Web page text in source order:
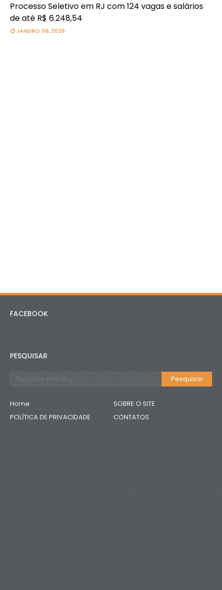
Processo Seletivo em RJ com 124 vagas e salários
de até R$ 6.248,54
JANEIRO 09, 2026
FACEBOOK
PESQUISAR
Home
SOBRE O SITE
POLÍTICA DE PRIVACIDADE
CONTATOS